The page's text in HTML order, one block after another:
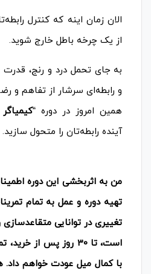
الان زمان اینه که کنترل
از یک چرخه باطل خارج شوید.
به جای تحمل درد و رنج، قدرت
و رابطه‌ای سرشار از تفاهم و
همین امروز در دوره “
آینده رابطه‌تان را متحول سازید.
من به اثربخشی این دوره
تهیه دوره و عمل به تمام
تغییری در توانایی
است، تا 30 روز پس از
با کمال میل عودت خواهم